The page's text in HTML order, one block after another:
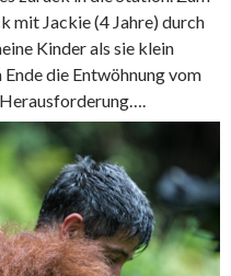
mit Jackie (4 Jahre) durch
Kinder als sie klein
die Entwöhnung vom